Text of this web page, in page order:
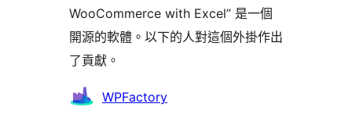
WooCommerce with Excel” 是一個
開源的軟體。以下的人對這個外掛作出
了貢獻。
貢
WPFactory